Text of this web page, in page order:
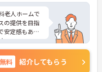
老人ホームで
の提供を目指
安定感もあ
。
トなど、さら
ご相談くだ
無料 紹介してもらう